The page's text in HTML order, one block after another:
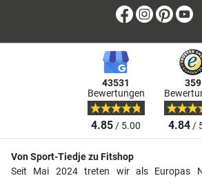
Facebook
Instagram
43531
Bewertungen
4.85/ 5.00
359
4.84/
Von Sport-Tiedje zu Fitshop
Seit Mai 2024 treten wir als Europas